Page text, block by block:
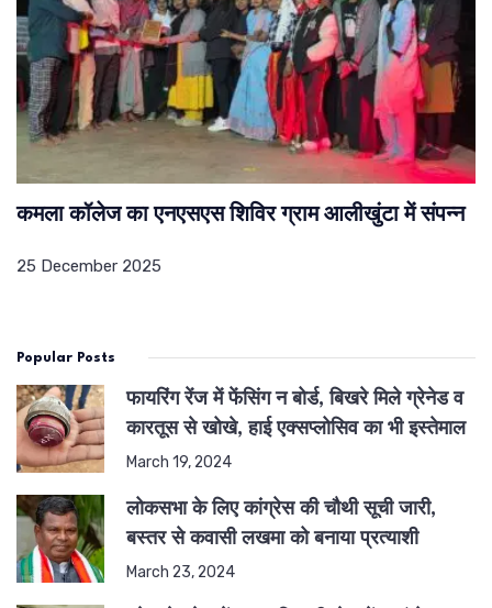
कमला कॉलेज का एनएसएस शिविर ग्राम आलीखुंटा में संपन्न
25 December 2025
Popular Posts
फायरिंग रेंज में फेंसिंग न बोर्ड, बिखरे मिले ग्रेनेड व
कारतूस से खोखे, हाई एक्सप्लोसिव का भी इस्तेमाल
March 19, 2024
लोकसभा के लिए कांग्रेस की चौथी सूची जारी,
बस्तर से कवासी लखमा को बनाया प्रत्याशी
March 23, 2024